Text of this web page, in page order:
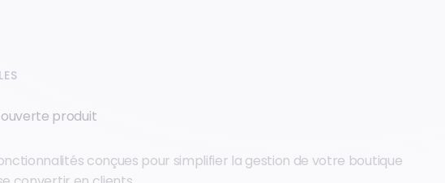
produit
conçues pour simplifier la gestion de votre boutique